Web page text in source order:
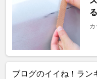
カ
ブログのイイね！ラン